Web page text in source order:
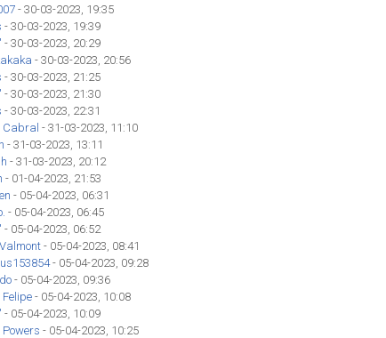
- 30-03-2023, 19:35
- 30-03-2023, 19:39
- 30-03-2023, 20:29
- 30-03-2023, 20:56
- 30-03-2023, 21:25
- 30-03-2023, 21:30
- 30-03-2023, 22:31
Cabral - 31-03-2023, 11:10
- 31-03-2023, 13:11
- 31-03-2023, 20:12
- 01-04-2023, 21:53
- 05-04-2023, 06:31
- 05-04-2023, 06:45
- 05-04-2023, 06:52
- 05-04-2023, 08:41
- 05-04-2023, 09:28
- 05-04-2023, 09:36
Felipe- 05-04-2023, 10:08
- 05-04-2023, 10:09
Powers - 05-04-2023, 10:25